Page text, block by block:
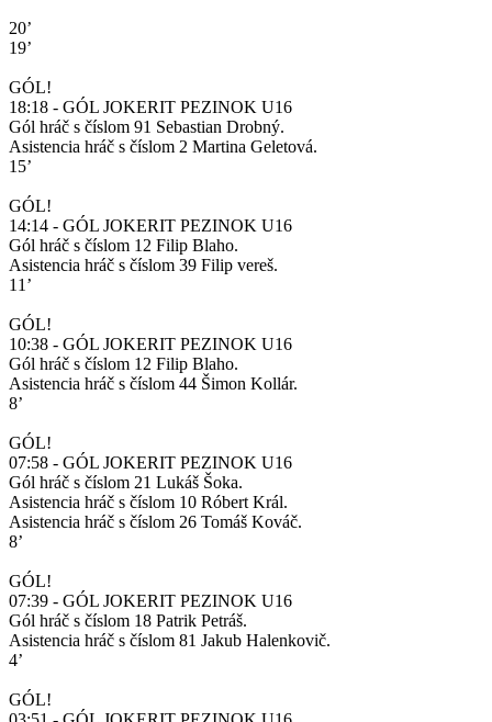
20’
19’
GÓL!
18:18 - GÓL JOKERIT PEZINOK U16
Gól hráč s číslom 91 Sebastian Drobný.
Asistencia hráč s číslom 2 Martina Geletová.
15’
GÓL!
14:14 - GÓL JOKERIT PEZINOK U16
Gól hráč s číslom 12 Filip Blaho.
Asistencia hráč s číslom 39 Filip vereš.
11’
GÓL!
10:38 - GÓL JOKERIT PEZINOK U16
Gól hráč s číslom 12 Filip Blaho.
Asistencia hráč s číslom 44 Šimon Kollár.
8’
GÓL!
07:58 - GÓL JOKERIT PEZINOK U16
Gól hráč s číslom 21 Lukáš Šoka.
Asistencia hráč s číslom 10 Róbert Král.
Asistencia hráč s číslom 26 Tomáš Kováč.
8’
GÓL!
07:39 - GÓL JOKERIT PEZINOK U16
Gól hráč s číslom 18 Patrik Petráš.
Asistencia hráč s číslom 81 Jakub Halenkovič.
4’
GÓL!